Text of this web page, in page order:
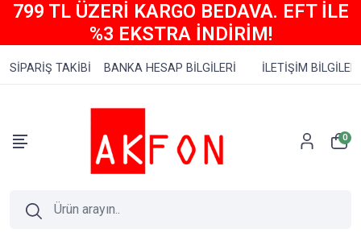
799 TL ÜZERİ KARGO BEDAVA. EFT İLE
%3 EKSTRA İNDİRİM!
SİPARİŞ TAKİBİ BANKA HESAP BİLGİLERİ İLETİŞİM BİLGİLERİ
0